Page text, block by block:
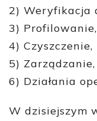
2) Weryfikacja
3) Profilowanie,
4) Czyszczenie,
5) Zarządzanie,
6) Działania
W dzisiejszym